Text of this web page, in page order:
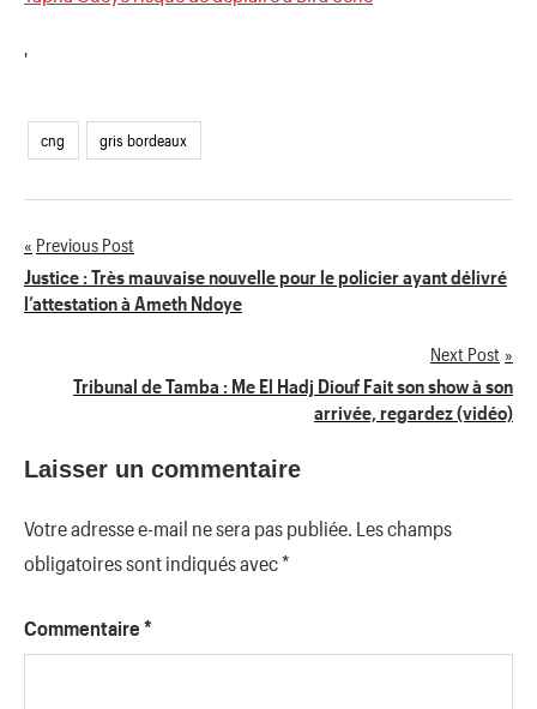
'
cng gris bordeaux
Navigation
de
Previous Post
Justice : Très mauvaise nouvelle pour le policier ayant délivré
l’attestation à Ameth Ndoye
Next Post
Tribunal de Tamba : Me El Hadj Diouf Fait son show à son
arrivée, regardez (vidéo)
Laisser un commentaire
Votre adresse e-mail ne sera pas publiée. Les champs
obligatoires sont indiqués avec*
Commentaire *